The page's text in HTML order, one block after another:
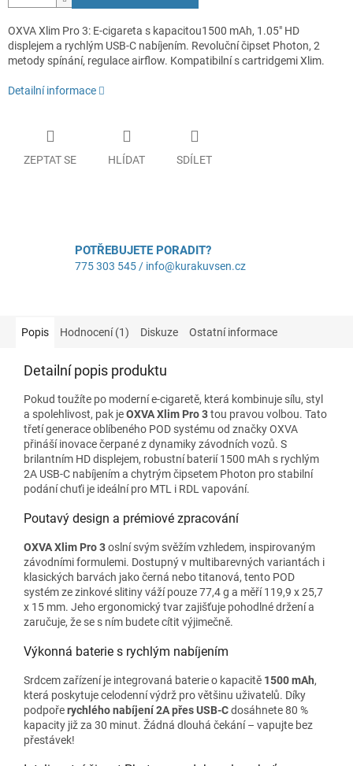
OXVA Xlim Pro 3: E-cigareta s kapacitou1500 mAh, 1.05" HD
displejem a rychlým USB-C nabíjením. Revoluční čipset Photon, 2
metody spínání, regulace airflow. Kompatibilní s cartridgemi Xlim.
Detailní informace
ZEPTAT SE HLÍDAT SDÍLET
POTŘEBUJETE PORADIT?
775 303 545 / info@kurakuvsen.cz
Popis Hodnocení (1) Diskuze Ostatní informace
Detailní popis produktu
Pokud toužíte po moderní e-cigaretě, která kombinuje sílu, styl
a spolehlivost, pak jeOXVA Xlim Pro 3tou pravou volbou. Tato
třetí generace oblíbeného POD systému od značky OXVA
přináší inovace čerpané z dynamiky závodních vozů. S
brilantním HD displejem, robustní baterií 1500 mAh s rychlým
2A USB-C nabíjením a chytrým čipsetem Photon pro stabilní
podání chuťi je ideální pro MTL i RDL vapování.
Poutavý design a prémiové zpracování
OXVA Xlim Pro 3oslní svým svěžím vzhledem, inspirovaným
závodními formulemi. Dostupný v multibarevných variantách i
klasických barvách jako černá nebo titanová, tento POD
systém ze zinkové slitiny váží pouze 77,4 g a měří 119,9 x 25,7
x 15 mm. Jeho ergonomický tvar zajišťuje pohodlné držení a
zaručuje, že se s ním budete cítit výjimečně.
Výkonná baterie s rychlým nabíjením
Srdcem zařízení je integrovaná baterie o kapacitě 1500 mAh,
která poskytuje celodenní výdrž pro většinu uživatelů. Díky
podpořerychlého nabíjení 2A přes USB-Cdosáhnete 80 %
kapacity již za 30 minut. Žádná dlouhá čekání – vapujte bez
přestávek!